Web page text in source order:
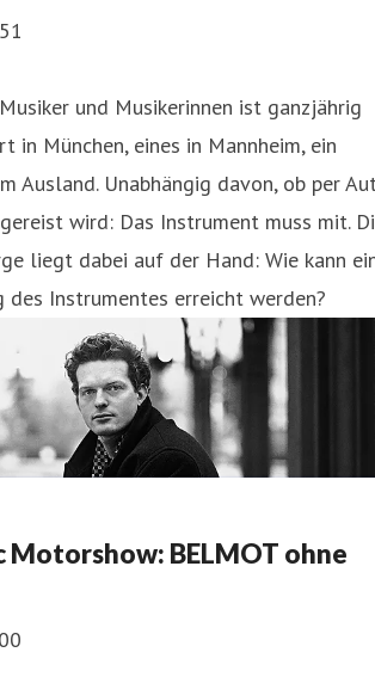
und Musikerinnen ist ganzjährig
in München, eines in Mannheim, ein
Ausland. Unabhängig davon, ob per
wird: Das Instrument muss mit.
liegt dabei auf der Hand: Wie kann
des Instrumentes erreicht werden?
Motorshow: BELMOT ohne